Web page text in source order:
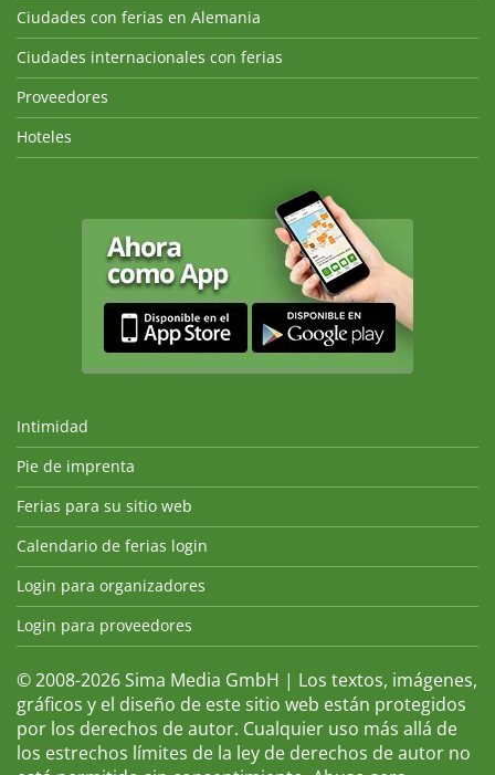
Ciudades con ferias en Alemania
Ciudades internacionales con ferias
Proveedores
Hoteles
Intimidad
Pie de imprenta
Ferias para su sitio web
Calendario de ferias login
Login para organizadores
Login para proveedores
© 2008-2026 Sima Media GmbH | Los textos, imágenes,
gráficos y el diseño de este sitio web están protegidos
por los derechos de autor. Cualquier uso más allá de
los estrechos límites de la ley de derechos de autor no